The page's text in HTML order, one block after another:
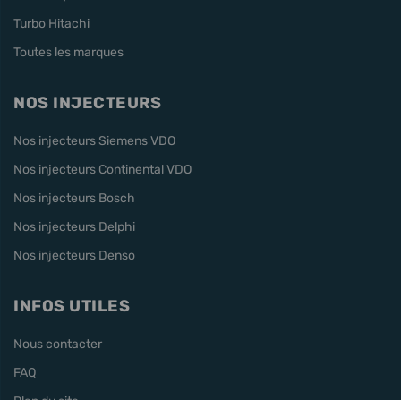
Turbo Hitachi
Toutes les marques
NOS INJECTEURS
Nos injecteurs Siemens VDO
Nos injecteurs Continental VDO
Nos injecteurs Bosch
Nos injecteurs Delphi
Nos injecteurs Denso
INFOS UTILES
Nous contacter
FAQ